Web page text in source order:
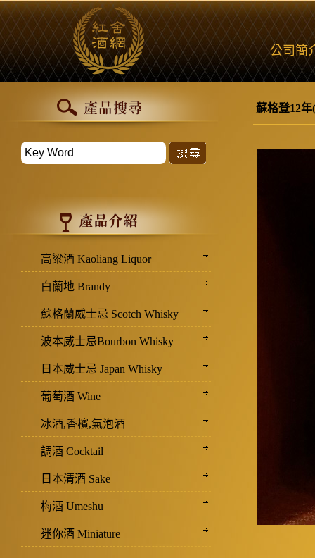
公司簡
高粱酒 Kaoliang Liquor
白蘭地 Brandy
蘇格蘭威士忌 Scotch Whisky
波本威士忌Bourbon Whisky
日本威士忌 Japan Whisky
葡萄酒 Wine
冰酒,香檳,氣泡酒
調酒 Cocktail
日本清酒 Sake
梅酒 Umeshu
迷你酒 Miniature
蘇格登12年